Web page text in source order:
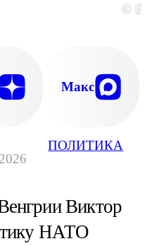
ПОЛИТИКА
©
Макс
Виктор
НАТО